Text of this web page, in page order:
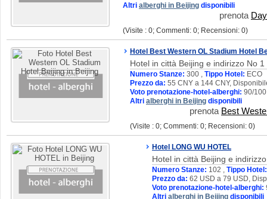
Altri alberghi in Beijing disponibili
prenota
(Visite : 0; Commenti: 0; Recensioni: 0)
Hotel Best Western OL Stadium Hotel
Hotel in città Beijing e indirizzo No
Numero Stanze: 300 , Tippo Hotel: ECO
Prezzo da: 55 CNY a 144 CNY,
Voto prenotazione-hotel-alberghi: 90/100
Altri alberghi in Beijing disponibili
prenota Best
(Visite : 0; Commenti: 0; Recensioni: 0)
Hotel LONG WU HOTEL
Hotel in città Beijing e
Numero Stanze: 102 , Tippo Hotel:
Prezzo da: 62 USD a 79 USD,
Voto prenotazione-hotel-alberghi:
Altri alberghi in Beijing disponibili